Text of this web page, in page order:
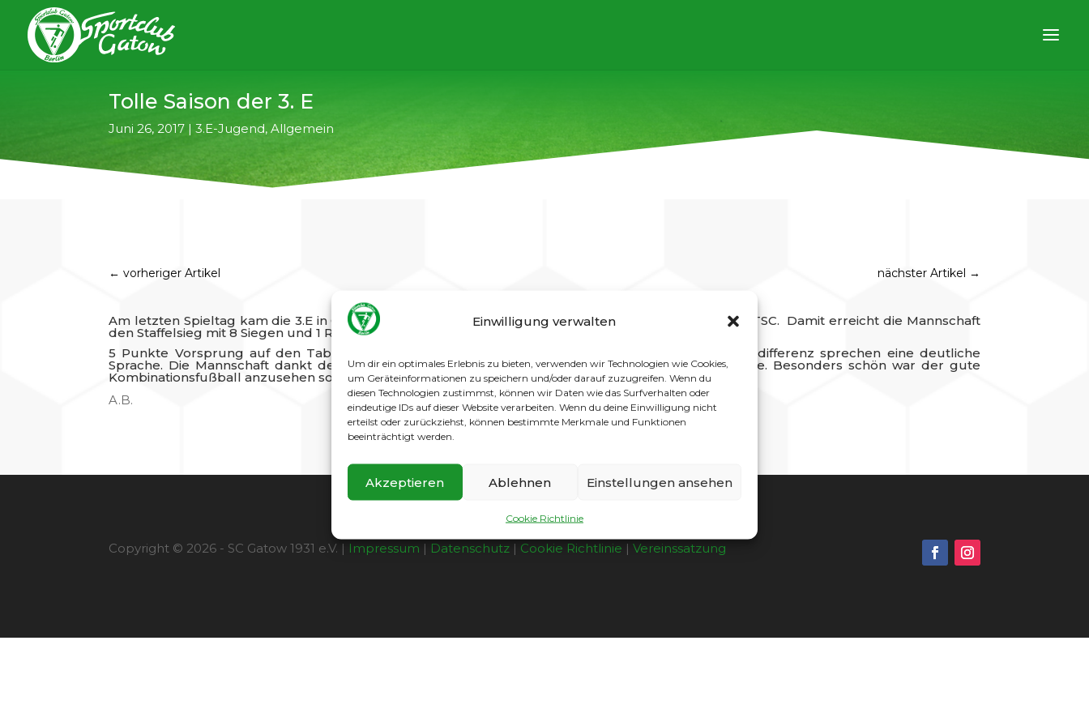
Einwilligung verwalten
Um dir ein optimales Erlebnis zu bieten, verwenden wir Technologien wie Cookies,
um Geräteinformationen zu speichern und/oder darauf zuzugreifen. Wenn du
diesen Technologien zustimmst, können wir Daten wie das Surfverhalten oder
eindeutige IDs auf dieser Website verarbeiten. Wenn du deine Einwilligung nicht
erteilst oder zurückziehst, können bestimmte Merkmale und Funktionen
beeinträchtigt werden.
Akzeptieren Ablehnen Einstellungen ansehen
Cookie Richtlinie
Tolle Saison der 3. E
Juni 26, 2017 |3.E-Jugend,Allgemein
←vorheriger Artikel nächster Artikel →
Am letzten Spieltag kam die 3.E in Gatow zu einem ungefährdeten 11:3-Sieg gegen den Friedenauer TSC. Damit erreicht die Mannschaft
den Staffelsieg mit 8 Siegen und 1 Remis.
5 Punkte Vorsprung auf den Tabellenzweiten, die meisten geschossenen Tore und die beste Tordifferenz sprechen eine deutliche
Sprache. Die Mannschaft dankt den Trainern Michel und Eddy für die sehr erfolgreiche Rückrunde. Besonders schön war der gute
Kombinationsfußball anzusehen sowie die Souveränität aller Mannschaftsteile.
A.B.
Copyright © 2026 - SC Gatow 1931 e.V. | Impressum | Datenschutz | Cookie Richtlinie |Vereinssatzung